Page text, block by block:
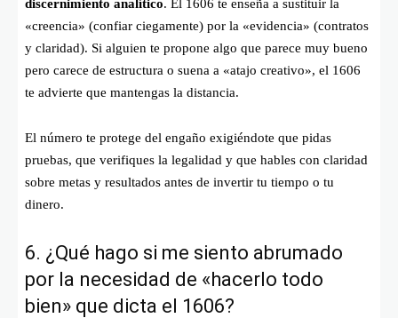
discernimiento analítico. El 1606 te enseña a sustituir la
«creencia» (confiar ciegamente) por la «evidencia» (contratos
y claridad). Si alguien te propone algo que parece muy bueno
pero carece de estructura o suena a «atajo creativo», el 1606
te advierte que mantengas la distancia.
El número te protege del engaño exigiéndote que pidas
pruebas, que verifiques la legalidad y que hables con claridad
sobre metas y resultados antes de invertir tu tiempo o tu
dinero.
6. ¿Qué hago si me siento abrumado
por la necesidad de «hacerlo todo
bien» que dicta el 1606?